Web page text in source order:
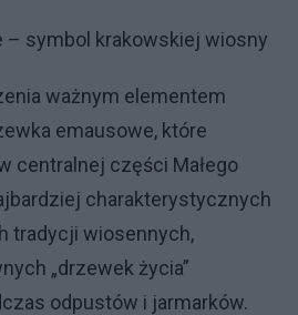
– symbol krakowskiej wiosny
ważnym elementem
emausowe, które
centralnej części Małego
charakterystycznych
tradycji wiosennych,
„drzewek życia”
odpustów i jarmarków.